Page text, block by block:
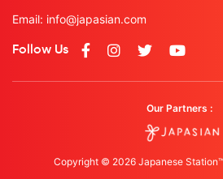
Email: info@japasian.com
Follow Us
Our Partners :
Copyright © 2026 Japanese